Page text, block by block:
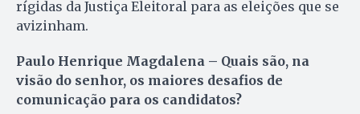
rígidas da Justiça Eleitoral para as eleições que se
avizinham.
Paulo Henrique Magdalena – Quais são, na
visão do senhor, os maiores desafios de
comunicação para os candidatos?